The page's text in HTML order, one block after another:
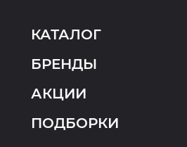
КАТАЛОГ
БРЕНДЫ
АКЦИИ
ПОДБОРКИ